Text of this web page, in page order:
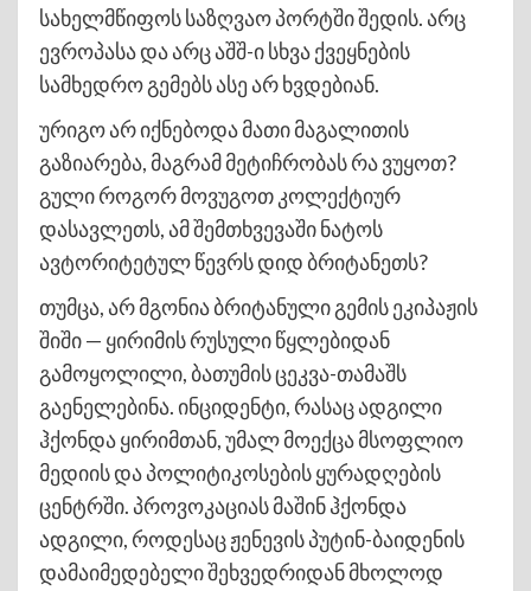
სახელმწიფოს საზღვაო პორტში შედის. არც
ევროპასა და არც აშშ-ი სხვა ქვეყნების
სამხედრო გემებს ასე არ ხვდებიან.
ურიგო არ იქნებოდა მათი მაგალითის
გაზიარება, მაგრამ მეტიჩრობას რა ვუყოთ?
გული როგორ მოვუგოთ კოლექტიურ
დასავლეთს, ამ შემთხვევაში ნატოს
ავტორიტეტულ წევრს დიდ ბრიტანეთს?
თუმცა, არ მგონია ბრიტანული გემის ეკიპაჟის
შიში — ყირიმის რუსული წყლებიდან
გამოყოლილი, ბათუმის ცეკვა-თამაშს
გაენელებინა. ინციდენტი, რასაც ადგილი
ჰქონდა ყირიმთან, უმალ მოექცა მსოფლიო
მედიის და პოლიტიკოსების ყურადღების
ცენტრში. პროვოკაციას მაშინ ჰქონდა
ადგილი, როდესაც ჟენევის პუტინ-ბაიდენის
დამაიმედებელი შეხვედრიდან მხოლოდ